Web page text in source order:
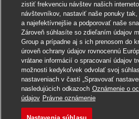
Uchádzať sa o toto
zistiť frekvenciu návštev našich
návštevníkov, nastaviť naše ponuky
a najefektívnejšie a podporovať naše
Zároveň súhlasíte so zdieľaním údajov
Group a prípadne aj s ich prenosom do
úroveň ochrany údajov rovnocennú
vrátane informácií o spracovaní údajov
možnosti kedykoľvek odvolať svoj
nastaveniach v časti „Spravovať
nasledujúcich odkazoch Oznámenie o
údajov Právne oznámenie